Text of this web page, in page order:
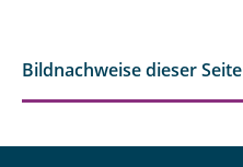
Bildnachweise dieser Seite